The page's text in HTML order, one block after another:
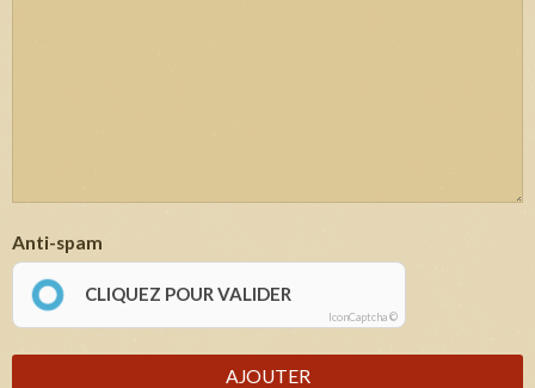
Anti-spam
CLIQUEZ POUR VALIDER
IconCaptcha ©
AJOUTER